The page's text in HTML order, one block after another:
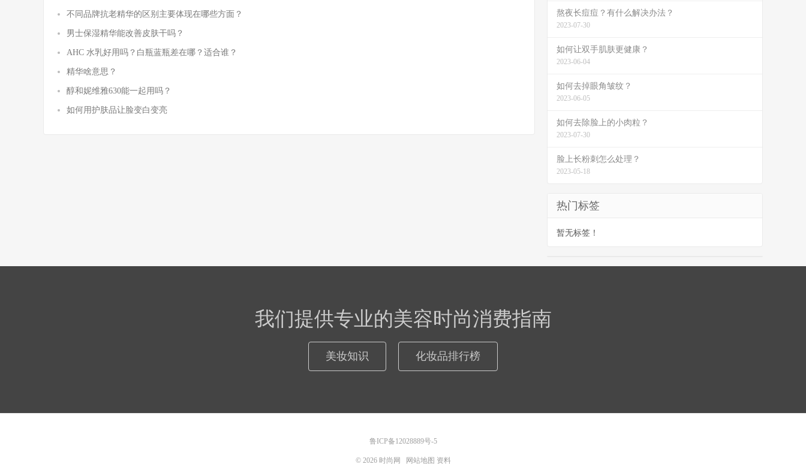
不同品牌抗老精华的区别主要体现在哪些方面？
男士保湿精华能改善皮肤干吗？
AHC 水乳好用吗？白瓶蓝瓶差在哪？适合谁？
精华啥意思？
醇和妮维雅630能一起用吗？
如何用护肤品让脸变白变亮
熬夜长痘痘？有什么解决办法？
2023-07-30
如何让双手肌肤更健康？
2023-06-04
如何去掉眼角皱纹？
2023-06-05
如何去除脸上的小肉粒？
2023-07-30
脸上长粉刺怎么处理？
2023-05-18
热门标签
暂无标签！
我们提供专业的美容时尚消费指南
美妆知识 化妆品排行榜
鲁ICP备12028889号-5
© 2026 时尚网 网站地图 资料